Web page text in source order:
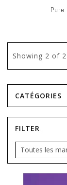
Pure
Showing 2 of
CATÉGORIES
FILTER